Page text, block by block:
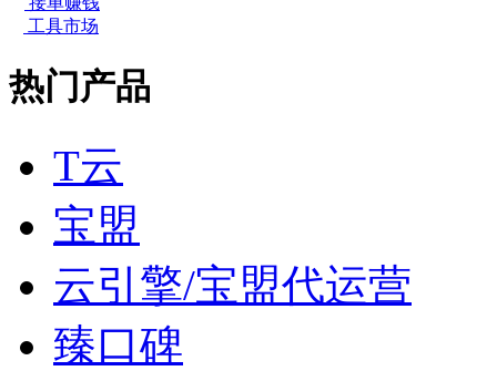
工具市场
热门产品
T云
宝盟
云引擎/宝盟代运营
臻口碑